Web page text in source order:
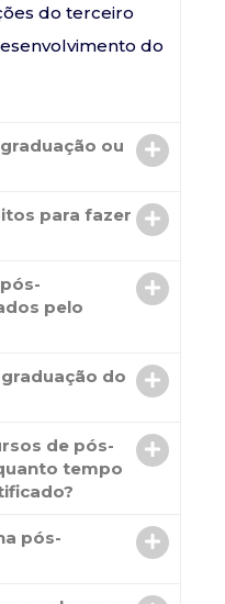
do terceiro
do
ou
para fazer
pelo
do
de pós-
tempo
pós-